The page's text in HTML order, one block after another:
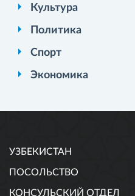
Культура
Политика
Спорт
Экономика
УЗБЕКИСТАН
ПОСОЛЬСТВО
КОНСУЛЬСКИЙ ОТДЕЛ